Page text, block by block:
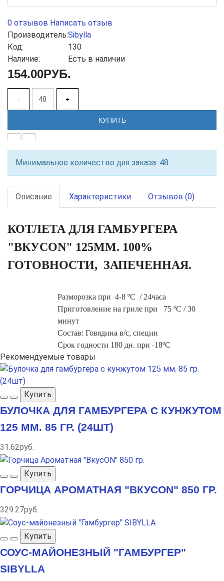
0 отзывов Написать отзыв
Производитель:Sibylla
Код:
130
Наличие:
Есть в наличии
154.00РУБ.
- +
КУПИТЬ
Минимальное количество для заказа: 48
Описание Характеристики Отзывов (0)
КОТЛЕТА ДЛЯ ГАМБУРГЕРА
"ВКУСON" 125ММ. 100%
ГОТОВНОСТИ, ЗАПЕЧЕННАЯ.
Разморозка при 4-8 ºС / 24часа
Приготовление на гриле при 75 ºС / 30
минут
Состав: Говядина в/с, специи
Срок годности 180 дн. при -18ºС
Рекомендуемые товары
Купить
БУЛОЧКА ДЛЯ ГАМБУРГЕРА С КУНЖУТОМ
125 ММ. 85 ГР. (24ШТ)
31.62руб.
Купить
ГОРЧИЦА АРОМАТНАЯ "ВКУСON" 850 ГР.
329.27руб.
Купить
СОУС-МАЙОНЕЗНЫЙ "ГАМБУРГЕР"
SIBYLLA